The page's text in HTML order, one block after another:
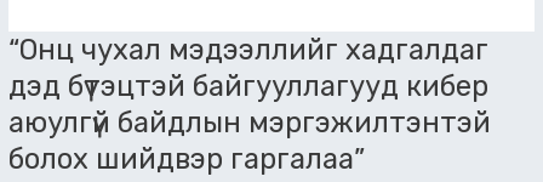
“Онц чухал мэдээллийг хадгалдаг
дэд бүтэцтэй байгууллагууд кибер
аюулгүй байдлын мэргэжилтэнтэй
болох шийдвэр гаргалаа”
“Онц
мэдээллийг
хадгалдаг
дэд